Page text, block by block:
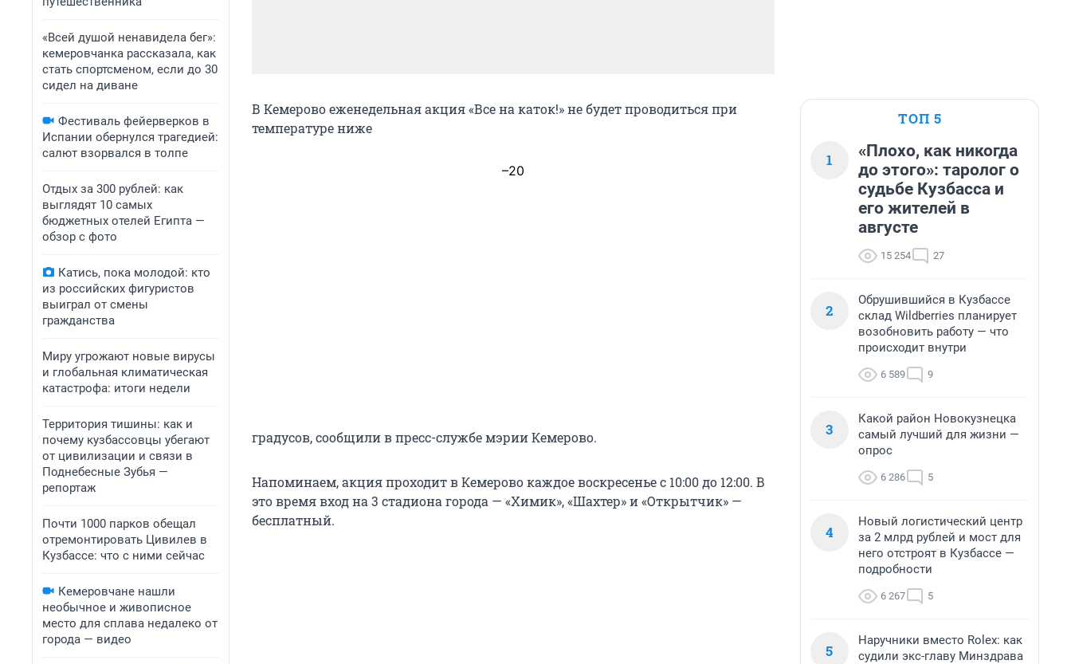
«Всей душой ненавидела бег»:
кемеровчанка рассказала, как
стать спортсменом, если до 30
сидел на диване
Фестиваль фейерверков в
Испании обернулся трагедией:
салют взорвался в толпе
Отдых за 300 рублей: как
выглядят 10 самых
бюджетных отелей Египта —
обзор с фото
Катись, пока молодой: кто
из российских фигуристов
выиграл от смены
гражданства
Миру угрожают новые вирусы
и глобальная климатическая
катастрофа: итоги недели
Территория тишины: как и
почему кузбассовцы убегают
от цивилизации и связи в
Поднебесные Зубья —
репортаж
Почти 1000 парков обещал
отремонтировать Цивилев в
Кузбассе: что с ними сейчас
Кемеровчане нашли
необычное и живописное
место для сплава недалеко от
города — видео
В Кемерово еженедельная акция «Все на каток!» не будет проводиться при
температуре ниже
–20
градусов, сообщили в пресс-службе мэрии Кемерово.
Напоминаем, акция проходит в Кемерово каждое воскресенье с 10:00 до 12:00. В
это время вход на 3 стадиона города — «Химик», «Шахтер» и «Открытчик» —
бесплатный.
ТОП 5
1
«Плохо, как никогда
до этого»: таролог о
судьбе Кузбасса и
его жителей в
августе
15 254 27
2
Обрушившийся в Кузбассе
склад Wildberries планирует
возобновить работу — что
происходит внутри
6 589 9
3
Какой район Новокузнецка
самый лучший для жизни —
опрос
6 286 5
4
Новый логистический центр
за 2 млрд рублей и мост для
него отстроят в Кузбассе —
подробности
6 267 5
5
Наручники вместо Rolex: как
судили экс-главу Минздрава